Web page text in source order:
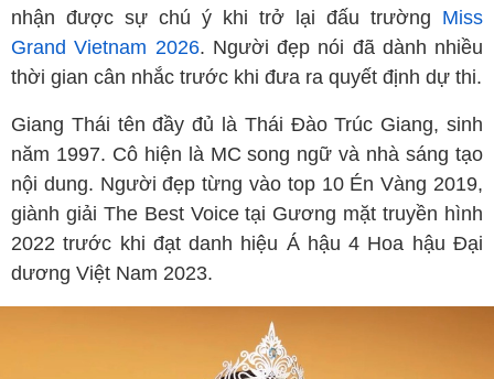
nhận được sự chú ý khi trở lại đấu trường Miss
Grand Vietnam 2026. Người đẹp nói đã dành nhiều
thời gian cân nhắc trước khi đưa ra quyết định dự thi.
Giang Thái tên đầy đủ là Thái Đào Trúc Giang, sinh
năm 1997. Cô hiện là MC song ngữ và nhà sáng tạo
nội dung. Người đẹp từng vào top 10 Én Vàng 2019,
giành giải The Best Voice tại Gương mặt truyền hình
2022 trước khi đạt danh hiệu Á hậu 4 Hoa hậu Đại
dương Việt Nam 2023.